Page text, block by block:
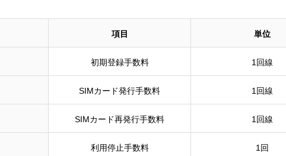
項目 単位
初期登録手数料 1回線
SIMカード発行手数料 1回線
SIMカード再発行手数料 1回線
利用停止手数料 1回